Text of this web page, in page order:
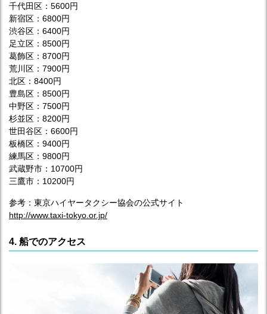
千代田区：5600円
新宿区：6800円
渋谷区：6400円
足立区：8500円
葛飾区：8700円
荒川区：7900円
北区：8400円
豊島区：8500円
中野区：7500円
杉並区：8200円
世田谷区：6600円
板橋区：9400円
練馬区：9800円
武蔵野市：10700円
三鷹市：10200円
参考：東京ハイヤータクシー協会の公式サイト
http://www.taxi-tokyo.or.jp/
4. 船でのアクセス